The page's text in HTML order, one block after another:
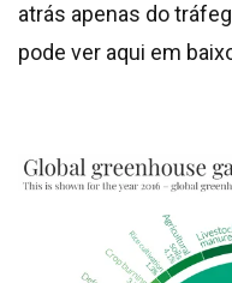
atrás apenas do
pode ver aqui em